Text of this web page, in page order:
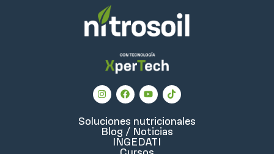
Soluciones nutricionales
Blog / Noticias
INGEDATI